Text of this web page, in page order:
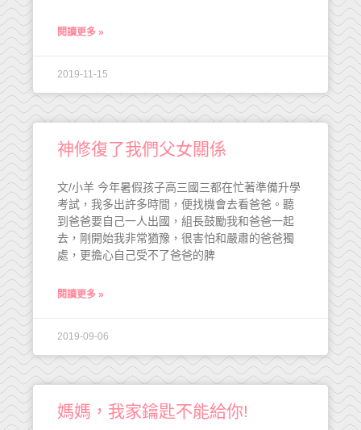
閱讀更多 »
2019-11-15
神修復了我們父女關係
文/小羊 今年暑假孩子高三國三都在忙著準備升學
考試，我多出許多時間，便找機會去看爸爸。聽
到爸爸要自己一人出國，組長鼓勵我和爸爸一起
去，剛開始我非常猶豫，很害怕和嚴肅的爸爸獨
處，更擔心自己受不了爸爸的脾
閱讀更多 »
2019-09-06
媽媽，我家鑰匙不能給你!